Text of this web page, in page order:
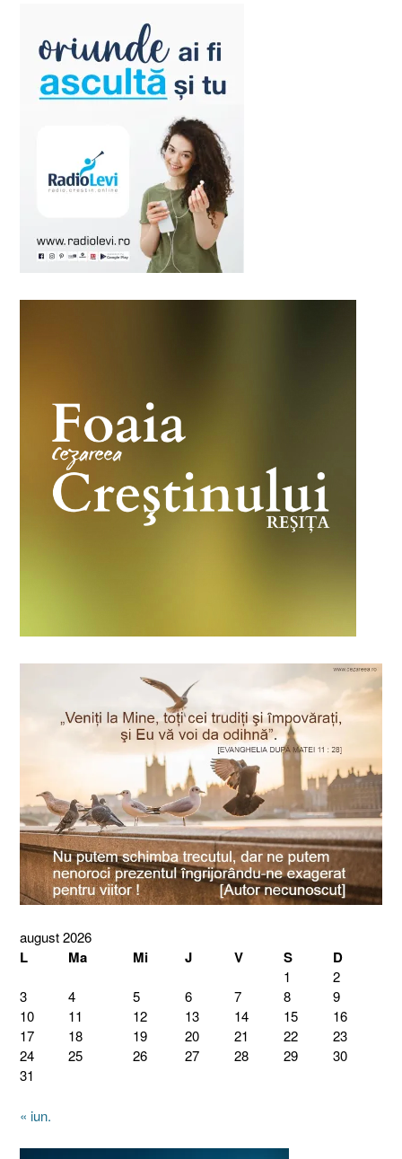
august 2026
L Ma Mi J V S D
1
2
3
4 5 6 7 8
9
10
11 12 13 14 15
16
17
18 19 20 21 22
23
24
25 26 27 28 29
30
31
« iun.